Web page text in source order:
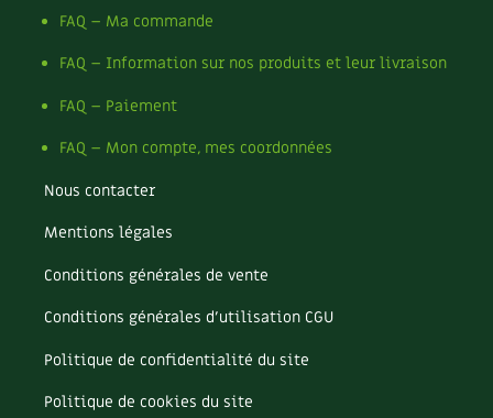
FAQ – Ma commande
FAQ – Information sur nos produits et leur livraison
FAQ – Paiement
FAQ – Mon compte, mes coordonnées
Nous contacter
Mentions légales
Conditions générales de vente
Conditions générales d’utilisation CGU
Politique de confidentialité du site
Politique de cookies du site